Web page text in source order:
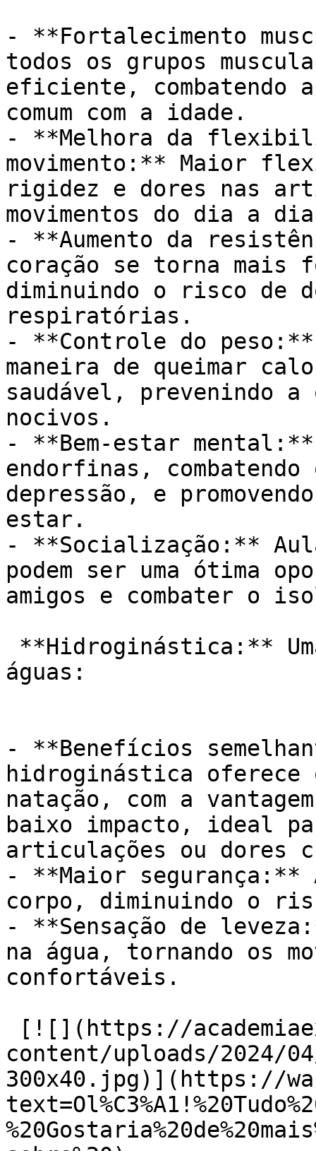
- **Fortalecimento
todos os grupos
eficiente, combatendo
comum com a idade.
- **Melhora da
movimento:** Maior
rigidez e dores nas
movimentos do dia a
- **Aumento da
coração se torna
diminuindo o risco de
respiratórias.
- **Controle do peso:**
maneira de queimar
saudável, prevenindo
nocivos.
- **Bem-estar
endorfinas,
depressão, e
estar.
- **Socialização:**
podem ser uma ótima
amigos e combater o
águas:
- **Benefícios
hidroginástica oferece
natação, com a
baixo impacto, ideal
articulações ou dores
- **Maior segurança:**
corpo, diminuindo o
- **Sensação de
na água, tornando os
confortáveis.
content/uploads/2024/
300x40.jpg)](https://